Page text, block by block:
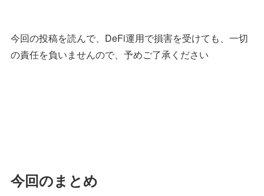
今回の投稿を読んで、DeFi運用で損害を受けても、一切
の責任を負いませんので、予めご了承ください
今回のまとめ